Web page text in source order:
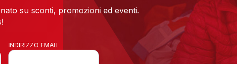
su sconti, promozioni ed eventi.
INDIRIZZO EMAIL